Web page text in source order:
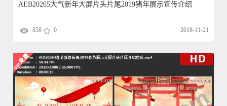
AEB20265大气新年大屏片头片尾2019猪年展示宣传介绍
858 0 2018-11-21